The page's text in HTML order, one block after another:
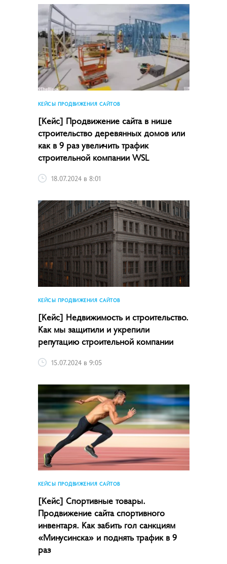
КЕЙСЫ ПРОДВИЖЕНИЯ САЙТОВ
[Кейс] Продвижение сайта в нише
строительство деревянных домов или
как в 9 раз увеличить трафик
строительной компании WSL
18.07.2024 в 8:01
КЕЙСЫ ПРОДВИЖЕНИЯ САЙТОВ
[Кейс] Недвижимость и строительство.
Как мы защитили и укрепили
репутацию строительной компании
15.07.2024 в 9:05
КЕЙСЫ ПРОДВИЖЕНИЯ САЙТОВ
[Кейс] Спортивные товары.
Продвижение сайта спортивного
инвентаря. Как забить гол санкциям
«Минусинска» и поднять трафик в 9
раз